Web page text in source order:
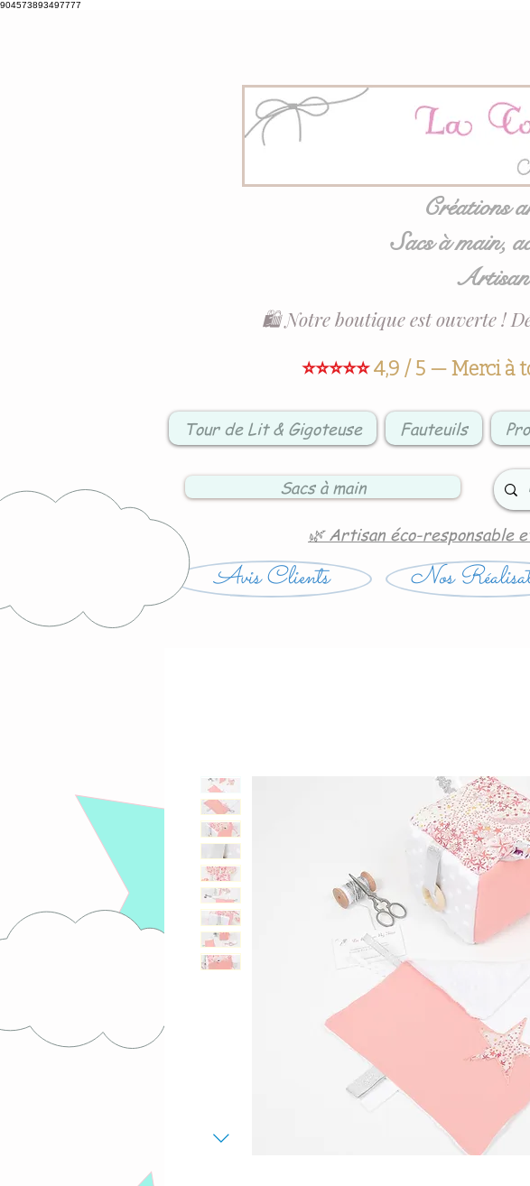
904573893497777
Créations
Sacs à main,
Artisan
⭐⭐⭐⭐⭐4,9 / 5 — Merci à
🛍️ Notre boutique est ouverte !
Tour de Lit & Gigoteuse Fauteuils
Sacs à main
🌿 Artisan éco-responsable
Avis Clients Nos